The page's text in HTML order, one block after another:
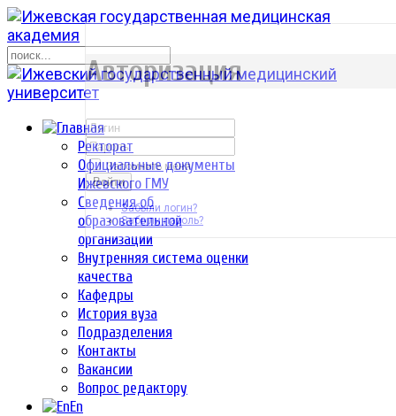
Ректорат
Официальные документы
Ижевского ГМУ
Сведения об
образовательной
организации
Внутренняя система оценки
качества
Кафедры
История вуза
Подразделения
Контакты
Вакансии
Вопрос редактору
En
р
Авторизация
Запомнить меня
Войти
Забыли логин?
Забыли пароль?